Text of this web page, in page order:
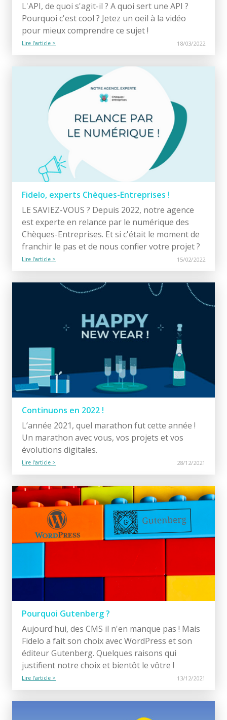
L'API, de quoi s'agit-il ? A quoi sert une API ?
Pourquoi c'est cool ? Jetez un oeil à la vidéo
pour mieux comprendre ce sujet !
Lire l'article > 18/03/2022
Fidelo, experts Chèques-Entreprises !
LE SAVIEZ-VOUS ? Depuis 2022, notre agence
est experte en relance par le numérique des
Chèques-Entreprises. Et si c'était le moment de
franchir le pas et de nous confier votre projet ?
Lire l'article > 15/02/2022
Continuons en 2022 !
L’année 2021, quel marathon fut cette année !
Un marathon avec vous, vos projets et vos
évolutions digitales.
Lire l'article > 28/12/2021
Pourquoi Gutenberg ?
Aujourd'hui, des CMS il n'en manque pas ! Mais
Fidelo a fait son choix avec WordPress et son
éditeur Gutenberg. Quelques raisons qui
justifient notre choix et bientôt le vôtre !
Lire l'article > 13/12/2021